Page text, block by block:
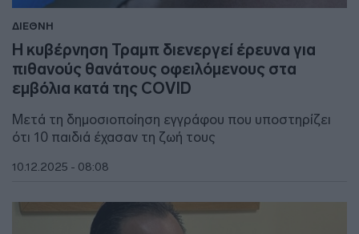
ΔΙΕΘΝΗ
Η κυβέρνηση Τραμπ διενεργεί έρευνα για
πιθανούς θανάτους οφειλόμενους στα
εμβόλια κατά της COVID
Μετά τη δημοσιοποίηση εγγράφου που υποστηρίζει
ότι 10 παιδιά έχασαν τη ζωή τους
10.12.2025 - 08:08